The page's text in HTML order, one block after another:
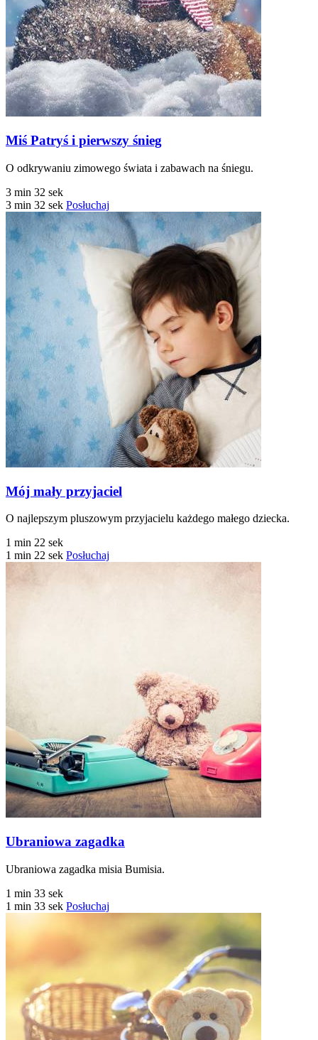
Miś Patryś i pierwszy śnieg
O odkrywaniu zimowego świata i zabawach na śniegu.
3 min 32 sek
3 min 32 sek Posłuchaj
Mój mały przyjaciel
O najlepszym pluszowym przyjacielu każdego małego dziecka.
1 min 22 sek
1 min 22 sek Posłuchaj
Ubraniowa zagadka
Ubraniowa zagadka misia Bumisia.
1 min 33 sek
1 min 33 sek Posłuchaj